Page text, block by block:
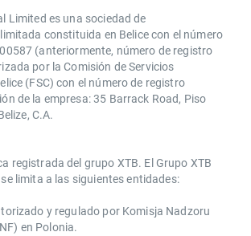
Limited es una sociedad de
constituida en Belice con el número
(anteriormente, número de registro
por la Comisión de Servicios
(FSC) con el número de registro
de la empresa: 35 Barrack Road, Piso
C.A.
registrada del grupo XTB. El Grupo XTB
limita a las siguientes entidades:
y regulado por Komisja Nadzoru
​en Polonia.